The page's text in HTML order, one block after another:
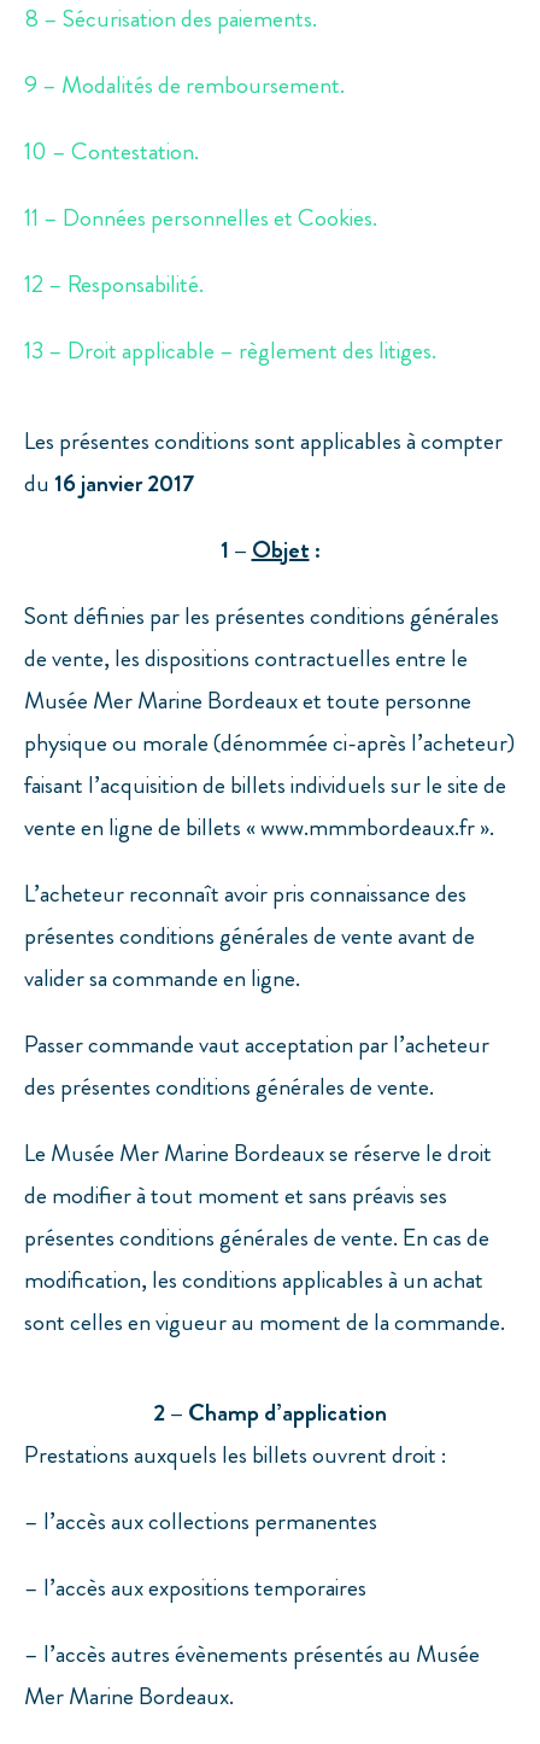
8 – Sécurisation des paiements.
9 – Modalités de remboursement.
10 – Contestation.
11 – Données personnelles et Cookies.
12 – Responsabilité.
13 – Droit applicable – règlement des litiges.
Les présentes conditions sont applicables à compter
du16 janvier 2017
1 –Objet:
Sont définies par les présentes conditions générales
de vente, les dispositions contractuelles entre le
Musée Mer Marine Bordeaux et toute personne
physique ou morale (dénommée ci-après l’acheteur)
faisant l’acquisition de billets individuels sur le site de
vente en ligne de billets « www.mmmbordeaux.fr ».
L’acheteur reconnaît avoir pris connaissance des
présentes conditions générales de vente avant de
valider sa commande en ligne.
Passer commande vaut acceptation par l’acheteur
des présentes conditions générales de vente.
Le Musée Mer Marine Bordeaux se réserve le droit
de modifier à tout moment et sans préavis ses
présentes conditions générales de vente. En cas de
modification, les conditions applicables à un achat
sont celles en vigueur au moment de la commande.
2 – Champ d’application
Prestations auxquels les billets ouvrent droit :
– l’accès aux collections permanentes
– l’accès aux expositions temporaires
– l’accès autres évènements présentés au Musée
Mer Marine Bordeaux.